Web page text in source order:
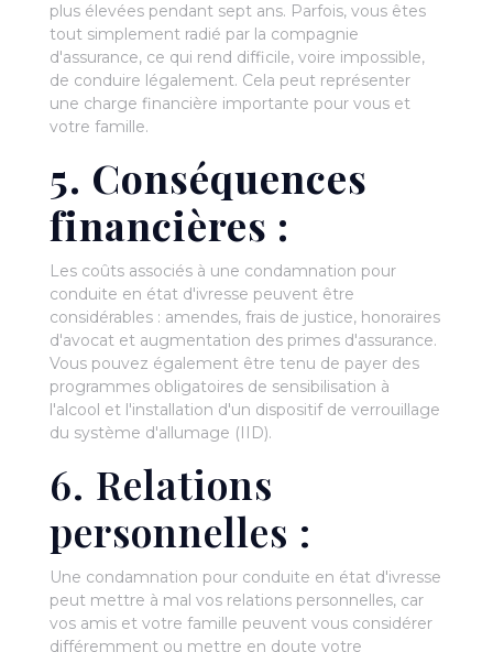
plus élevées pendant sept ans. Parfois, vous êtes
tout simplement radié par la compagnie
d'assurance, ce qui rend difficile, voire impossible,
de conduire légalement. Cela peut représenter
une charge financière importante pour vous et
votre famille.
5. Conséquences
financières :
Les coûts associés à une condamnation pour
conduite en état d'ivresse peuvent être
considérables : amendes, frais de justice, honoraires
d'avocat et augmentation des primes d'assurance.
Vous pouvez également être tenu de payer des
programmes obligatoires de sensibilisation à
l'alcool et l'installation d'un dispositif de verrouillage
du système d'allumage (IID).
6. Relations
personnelles :
Une condamnation pour conduite en état d'ivresse
peut mettre à mal vos relations personnelles, car
vos amis et votre famille peuvent vous considérer
différemment ou mettre en doute votre